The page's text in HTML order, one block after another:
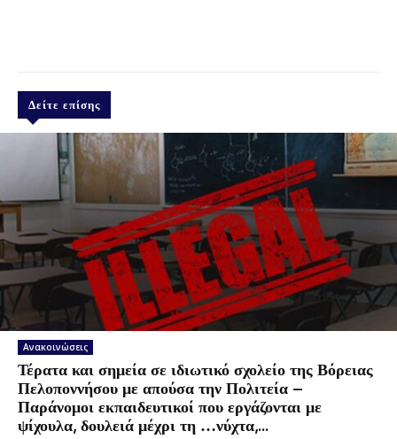
Δείτε επίσης
Ανακοινώσεις
Τέρατα και σημεία σε ιδιωτικό σχολείο της Βόρειας
Πελοποννήσου με απούσα την Πολιτεία –
Παράνομοι εκπαιδευτικοί που εργάζονται με
ψίχουλα, δουλειά μέχρι τη …νύχτα,...